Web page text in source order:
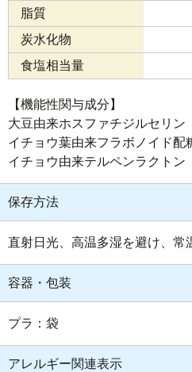
脂質
炭水化物
食塩相当量
【機能性関与成分】
大豆由来ホスファチジルセリ
イチョウ葉由来フラボノイド
イチョウ由来テルペンラクト
保存方法
直射日光、高温多湿を避け、常
容器・包装
プラ：袋
アレルギー関連表示